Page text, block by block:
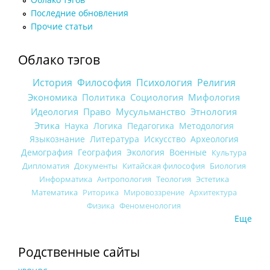
Последние обновления
Прочие статьи
Облако тэгов
История Философия Психология Религия
Экономика Политика Социология Мифология
Идеология Право Мусульманство Этнология
Этика Наука Логика Педагогика Методология
Языкознание Литература Искусство Археология
Демография География Экология Военные Культура
Дипломатия Документы Китайская философия Биология
Информатика Антропология Теология Эстетика
Математика Риторика Мировоззрение Архитектура
Физика Феноменология
Еще
Родственные сайты